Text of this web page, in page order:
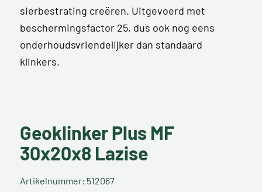
sierbestrating creëren. Uitgevoerd met
beschermingsfactor 25, dus ook nog eens
onderhoudsvriendelijker dan standaard
klinkers.
Geoklinker Plus MF
30x20x8 Lazise
Artikelnummer: 512067